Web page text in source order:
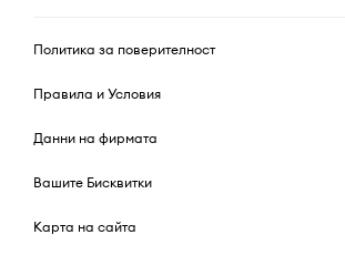
Политика за поверителност
Правила и Условия
Данни на фирмата
Вашите Бисквитки
Карта на сайта